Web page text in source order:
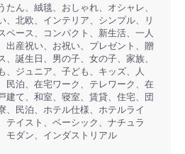
たん、絨毯、おしゃれ、オシャレ、
、北欧、インテリア、シンプル、リ
ペース、コンパクト、新生活、一人
出産祝い、お祝い、プレゼント、贈
、誕生日、男の子、女の子、家族、
、ジュニア、子ども、キッズ、人
民泊、在宅ワーク、テレワーク、在
建て、和室、寝室、賃貸、住宅、団
、民泊、ホテル仕様、ホテルライ
テイスト、ベーシック、ナチュラ
モダン、インダストリアル